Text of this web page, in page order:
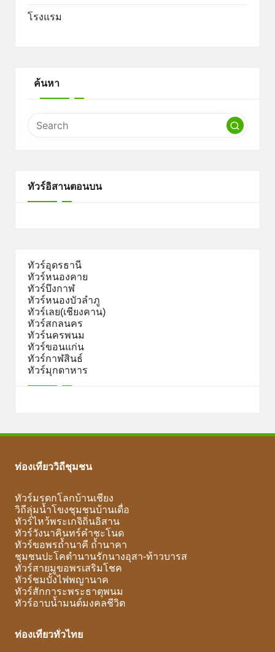
โรงแรม
ค้นหา
ทัวร์อิสานตอนบน
ทัวร์อุดรธานี
ทัวร์หนองคาย
ทัวร์บึงกาฬ
ทัวร์หนองบัวลำภู
ทัวร์เลย(เชียงคาน)
ทัวร์สกลนคร
ทัวร์นครพนม
ทัวร์ขอนแก่น
ทัวร์กาฬสินธ์
ทัวร์มุกดาหาร
ท่องเที่ยววิถีชุมชน
ทัวร์มรดกโลกบ้านเชียง
วิถีลุ่มน้ำโขงชุมชนบ้านเดื่อ
ทัวร์ไหว้พระเกจิถิ่นอิสาน
ทัวร์วังนาคินทร์คำชะโนด
ทัวร์ขอพรถ้ำนาคี ถ้ำนาคา
ชุมชนปะโคตำนานรักนางอุสา-ท้าวบารส
ทัวร์สายมูขอพรเสริมโชค
ทัวร์ชมบั้งไฟพญานาค
ทัวร์สักการะพระธาตุพนม
ทัวร์อาบน้ำมนต์มงคลชีวิต
ท่องเที่ยวทั่วไทย